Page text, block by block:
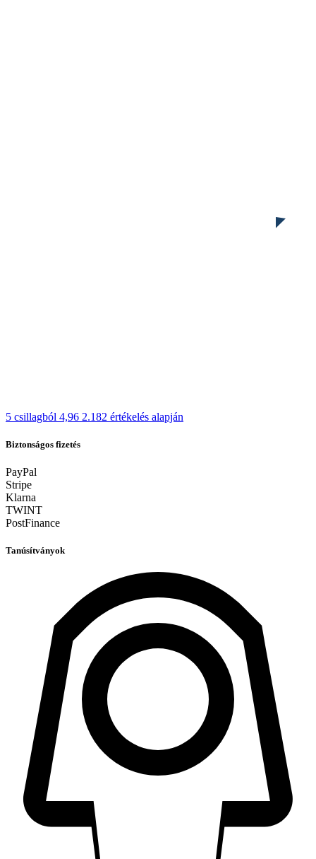
5 csillagból 4,96 2.182 értékelés alapján
Biztonságos fizetés
PayPal
Stripe
Klarna
TWINT
PostFinance
Tanúsítványok